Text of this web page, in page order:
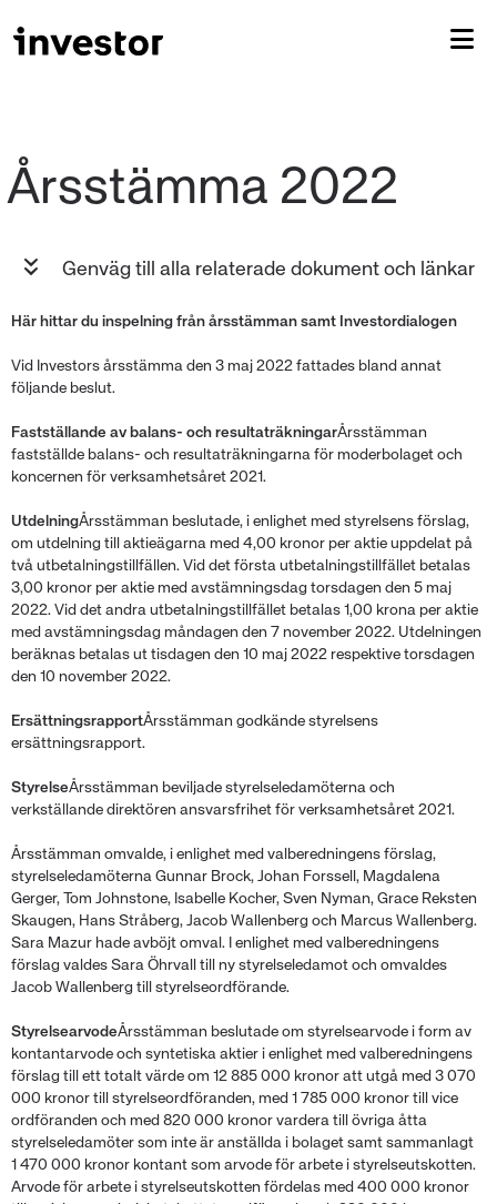
Genväg till alla relaterade dokument och länkar
Här hittar du inspelning från årsstämman samt Investordialogen
Vid Investors årsstämma den 3 maj 2022 fattades bland annat
följande beslut.
Fastställande av balans- och resultaträkningarÅrsstämman
fastställde balans- och resultaträkningarna för moderbolaget och
koncernen för verksamhetsåret 2021.
UtdelningÅrsstämman beslutade, i enlighet med styrelsens förslag,
om utdelning till aktieägarna med 4,00 kronor per aktie uppdelat på
två utbetalningstillfällen. Vid det första utbetalningstillfället betalas
3,00 kronor per aktie med avstämningsdag torsdagen den 5 maj
2022. Vid det andra utbetalningstillfället betalas 1,00 krona per aktie
med avstämningsdag måndagen den 7 november 2022. Utdelningen
beräknas betalas ut tisdagen den 10 maj 2022 respektive torsdagen
den 10 november 2022.
ErsättningsrapportÅrsstämman godkände styrelsens
ersättningsrapport.
StyrelseÅrsstämman beviljade styrelseledamöterna och
verkställande direktören ansvarsfrihet för verksamhetsåret 2021.
Årsstämman omvalde, i enlighet med valberedningens förslag,
styrelseledamöterna Gunnar Brock, Johan Forssell, Magdalena
Gerger, Tom Johnstone, Isabelle Kocher, Sven Nyman, Grace Reksten
Skaugen, Hans Stråberg, Jacob Wallenberg och Marcus Wallenberg.
Sara Mazur hade avböjt omval. I enlighet med valberedningens
förslag valdes Sara Öhrvall till ny styrelseledamot och omvaldes
Jacob Wallenberg till styrelseordförande.
StyrelsearvodeÅrsstämman beslutade om styrelsearvode i form av
kontantarvode och syntetiska aktier i enlighet med valberedningens
förslag till ett totalt värde om 12 885 000 kronor att utgå med 3 070
000 kronor till styrelseordföranden, med 1 785 000 kronor till vice
ordföranden och med 820 000 kronor vardera till övriga åtta
styrelseledamöter som inte är anställda i bolaget samt sammanlagt
1 470 000 kronor kontant som arvode för arbete i styrelseutskotten.
Arvode för arbete i styrelseutskotten fördelas med 400 000 kronor